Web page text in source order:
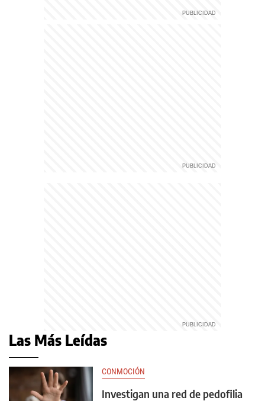
Las Más Leídas
CONMOCIÓN
Investigan una red de pedofilia